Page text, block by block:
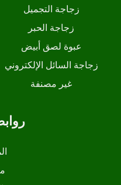
زجاجة التجميل
زجاجة الحبر
عبوة لصق أبيض
زجاجة السائل الإلكتروني
غير مصنفة